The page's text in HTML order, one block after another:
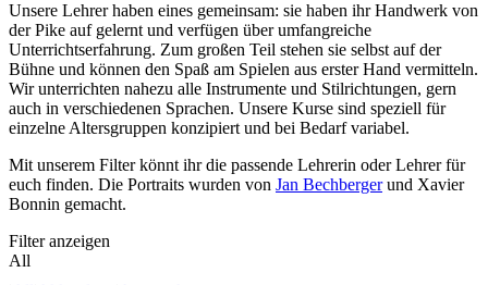
Unsere Lehrer haben eines gemeinsam: sie haben ihr Handwerk von
der Pike auf gelernt und verfügen über umfangreiche
Unterrichtserfahrung. Zum großen Teil stehen sie selbst auf der
Bühne und können den Spaß am Spielen aus erster Hand vermitteln.
Wir unterrichten nahezu alle Instrumente und Stilrichtungen, gern
auch in verschiedenen Sprachen. Unsere Kurse sind speziell für
einzelne Altersgruppen konzipiert und bei Bedarf variabel.
Mit unserem Filter könnt ihr die passende Lehrerin oder Lehrer für
euch finden. Die Portraits wurden von Jan Bechbergerund Xavier
Bonnin gemacht.
Filter anzeigen
All